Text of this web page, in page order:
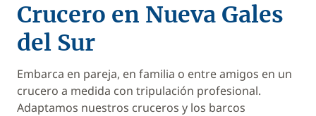
Crucero en Nueva Gales
del Sur
Embarca en pareja, en familia o entre amigos en un
crucero a medida con tripulación profesional.
Adaptamos nuestros cruceros y los barcos